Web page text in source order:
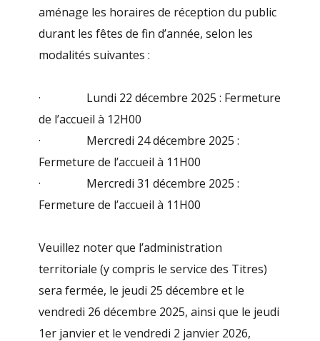
aménage les horaires de réception du public
durant les fêtes de fin d’année, selon les
modalités suivantes :
· Lundi 22 décembre 2025 : Fermeture
de l’accueil à 12H00
· Mercredi 24 décembre 2025 :
Fermeture de l’accueil à 11H00
· Mercredi 31 décembre 2025 :
Fermeture de l’accueil à 11H00
Veuillez noter que l’administration
territoriale (y compris le service des Titres)
sera fermée, le jeudi 25 décembre et le
vendredi 26 décembre 2025, ainsi que le jeudi
1er janvier et le vendredi 2 janvier 2026,